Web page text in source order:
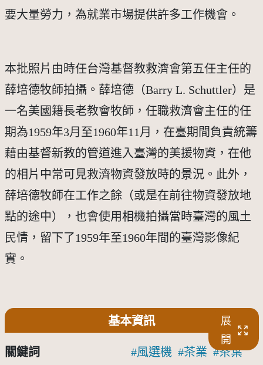
要大量勞力，為就業市場提供許多工作機會。
本批照片由時任台灣基督教救濟會第五任主任的
薛培德牧師拍攝。薛培德（Barry L. Schuttler）是
一名美國籍長老教會牧師，任職救濟會主任的任
期為1959年3月至1960年11月，在臺期間負責統籌
藉由基督新教的管道進入臺灣的美援物資，在他
的相片中常可見救濟物資發放時的景況。此外，
薛培德牧師在工作之餘（或是在前往物資發放地
點的途中），也會使用相機拍攝當時臺灣的風土
民情，留下了1959年至1960年間的臺灣影像紀
實。
基本資訊
展
開
關鍵詞 風選機 茶業
茶葉